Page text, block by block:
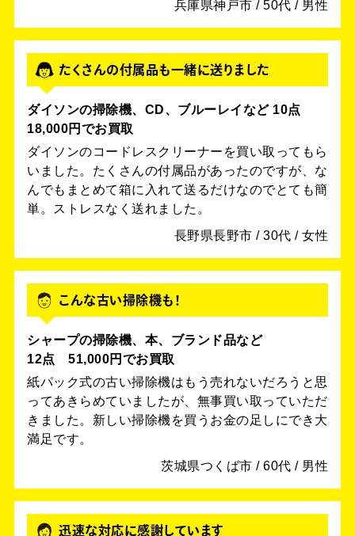
兵庫県神戸市 / 50代 / 男性
たくさんの付属品も一緒に送りました
ダイソンの掃除機、CD、ブルーレイなど 10点
18,000円でお買取
ダイソンのコードレスクリーナーを買い取ってもら
いました。たくさんの付属品があったのですが、な
んでもまとめて箱に入れて送るだけなのでとても簡
単。ストレスなく送れました。
長野県長野市 / 30代 / 女性
こんな古い掃除機も！
シャープの掃除機、本、ブランド品など
12点 51,000円でお買取
紙パック式の古い掃除機はもう売れないだろうと思
ってあきらめていましたが、無事買い取っていただ
きました。新しい掃除機を買うお金の足しにでき大
満足です。
茨城県つくば市 / 60代 / 男性
迅速な対応に感謝しています